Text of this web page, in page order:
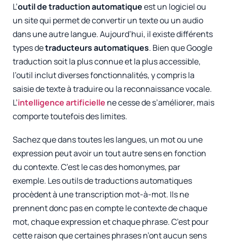
L’outil de traduction automatiqueest un logiciel ou
un site qui permet de convertir un texte ou un audio
dans une autre langue. Aujourd’hui, il existe différents
types detraducteurs automatiques. Bien que Google
traduction soit la plus connue et la plus accessible,
l’outil inclut diverses fonctionnalités, y compris la
saisie de texte à traduire ou la reconnaissance vocale.
L’intelligence artificielle ne cesse de s’améliorer, mais
comporte toutefois des limites.
Sachez que dans toutes les langues, un mot ou une
expression peut avoir un tout autre sens en fonction
du contexte. C’est le cas des homonymes, par
exemple. Les outils de traductions automatiques
procèdent à une transcription mot-à-mot. Ils ne
prennent donc pas en compte le contexte de chaque
mot, chaque expression et chaque phrase. C’est pour
cette raison que certaines phrases n’ont aucun sens